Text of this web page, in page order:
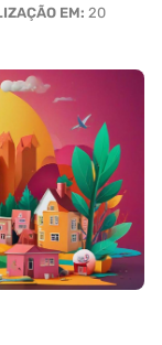
EM: 20